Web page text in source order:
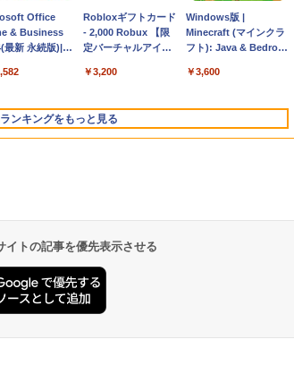
2026
Air M5チ
載13インチノ
Intelligence、
ディスプレ
ユニファイ
リ、1TB SSD
【Amazon.co.jp限
定】 HP ノートパソ
コン 15-fd 15.6イン
512GB SSD インテ
￥129,800
FMV ノートパソコン
WE1-K3 (MS 365
Personal/Copilotキー
型/Core i5/16GB/SSD
FMVWK3E15W_AZ
￥139,880
Office
& Business
最新 永続版)|オ
、
Robloxギフトカード
- 2,000 Robux 【限
定バーチャルアイテ
インゲームコード】
ラインコード版
￥3,200
Windows版 |
Minecraft (マインクラ
フト): Java & Bedrock
ード版
￥3,600
ンキングをもっと見る
いちば
1冊ですべて身につく
Paperwhite
Amazon Kindle
トの記事を優先表示させる